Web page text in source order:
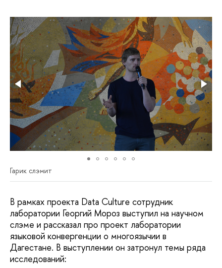
Гарик слэмит
В рамках проекта Data Culture сотрудник
лаборатории Георгий Мороз выступил на научном
слэме и рассказал про проект лаборатории
языковой конвергенции о многоязычии в
Дагестане. В выступлении он затронул темы ряда
исследований: